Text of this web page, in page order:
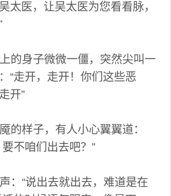
医，让吴太医为您看看脉，
的身子微微一僵，突然尖叫一
“走开，走开！你们这些恶
开”
的样子，有人小心翼翼道：
不咱们出去吧？”
：“说出去就出去，难道是在